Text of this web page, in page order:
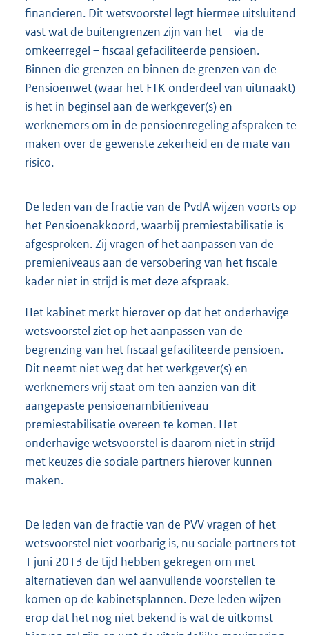
financieren. Dit wetsvoorstel legt hiermee uitsluitend
vast wat de buitengrenzen zijn van het – via de
omkeerregel – fiscaal gefaciliteerde pensioen.
Binnen die grenzen en binnen de grenzen van de
Pensioenwet (waar het FTK onderdeel van uitmaakt)
is het in beginsel aan de werkgever(s) en
werknemers om in de pensioenregeling afspraken te
maken over de gewenste zekerheid en de mate van
risico.
De leden van de fractie van de PvdA wijzen voorts op
het Pensioenakkoord, waarbij premiestabilisatie is
afgesproken. Zij vragen of het aanpassen van de
premieniveaus aan de versobering van het fiscale
kader niet in strijd is met deze afspraak.
Het kabinet merkt hierover op dat het onderhavige
wetsvoorstel ziet op het aanpassen van de
begrenzing van het fiscaal gefaciliteerde pensioen.
Dit neemt niet weg dat het werkgever(s) en
werknemers vrij staat om ten aanzien van dit
aangepaste pensioenambitieniveau
premiestabilisatie overeen te komen. Het
onderhavige wetsvoorstel is daarom niet in strijd
met keuzes die sociale partners hierover kunnen
maken.
De leden van de fractie van de PVV vragen of het
wetsvoorstel niet voorbarig is, nu sociale partners tot
1 juni 2013 de tijd hebben gekregen om met
alternatieven dan wel aanvullende voorstellen te
komen op de kabinetsplannen. Deze leden wijzen
erop dat het nog niet bekend is wat de uitkomst